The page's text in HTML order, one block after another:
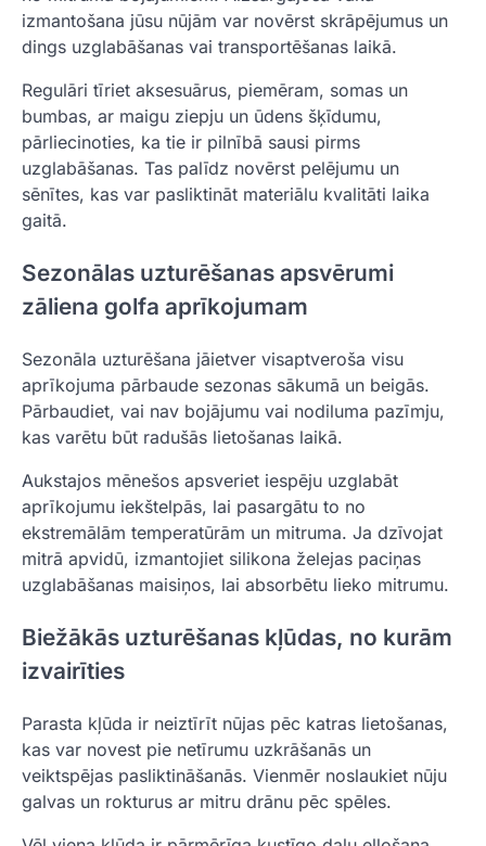
izmantošana jūsu nūjām var novērst skrāpējumus un
dings uzglabāšanas vai transportēšanas laikā.
Regulāri tīriet aksesuārus, piemēram, somas un
bumbas, ar maigu ziepju un ūdens šķīdumu,
pārliecinoties, ka tie ir pilnībā sausi pirms
uzglabāšanas. Tas palīdz novērst pelējumu un
sēnītes, kas var pasliktināt materiālu kvalitāti laika
gaitā.
Sezonālas uzturēšanas apsvērumi
zāliena golfa aprīkojumam
Sezonāla uzturēšana jāietver visaptveroša visu
aprīkojuma pārbaude sezonas sākumā un beigās.
Pārbaudiet, vai nav bojājumu vai nodiluma pazīmju,
kas varētu būt radušās lietošanas laikā.
Aukstajos mēnešos apsveriet iespēju uzglabāt
aprīkojumu iekštelpās, lai pasargātu to no
ekstremālām temperatūrām un mitruma. Ja dzīvojat
mitrā apvidū, izmantojiet silikona želejas paciņas
uzglabāšanas maisiņos, lai absorbētu lieko mitrumu.
Biežākās uzturēšanas kļūdas, no kurām
izvairīties
Parasta kļūda ir neiztīrīt nūjas pēc katras lietošanas,
kas var novest pie netīrumu uzkrāšanās un
veiktspējas pasliktināšanās. Vienmēr noslaukiet nūju
galvas un rokturus ar mitru drānu pēc spēles.